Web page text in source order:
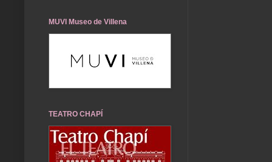
MUVI Museo de Villena
TEATRO CHAPÍ